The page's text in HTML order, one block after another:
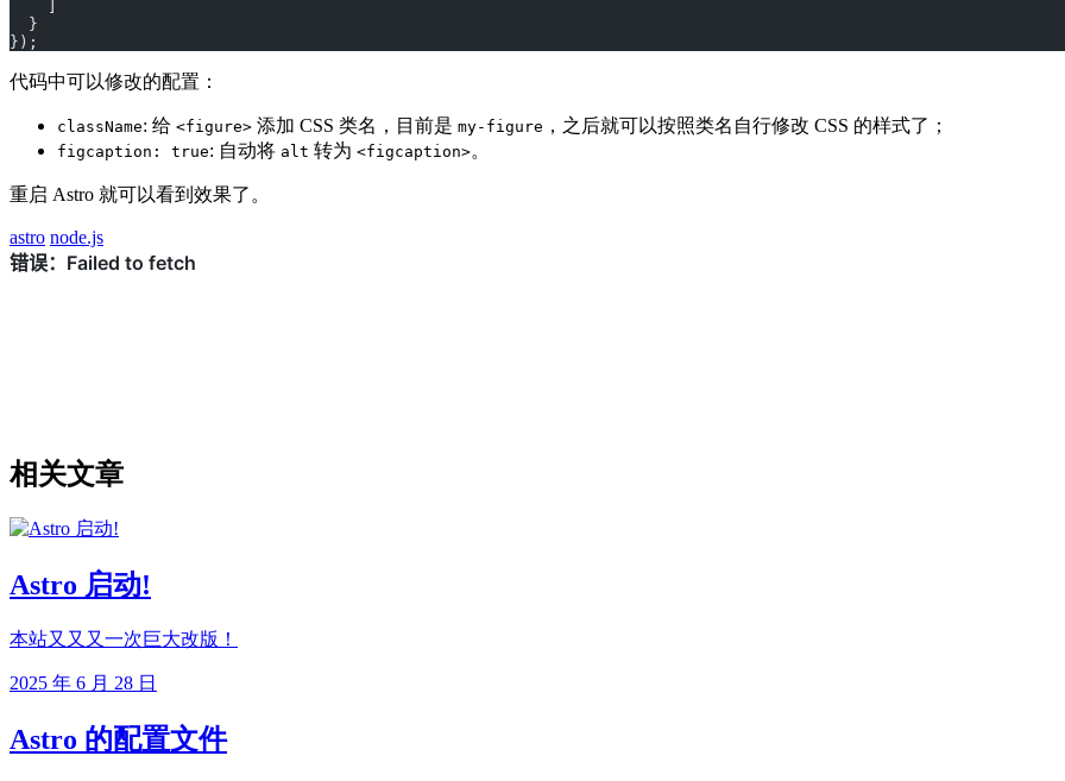
  }
});
代码中可以修改的配置：
className: 给 <figure> 添加 CSS 类名，目前是 my-figure ，之后就可以按照类名自行修改 CSS 的样式了；
figcaption: true: 自动将 alt 转为 <figcaption>。
重启 Astro 就可以看到效果了。
astro node.js
相关文章
Astro 启动!
本站又又又一次巨大改版！
2025 年 6 月 28 日
Astro 的配置文件